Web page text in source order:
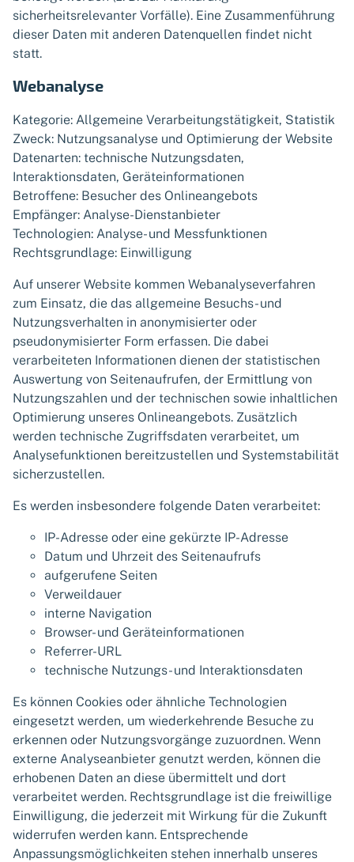
sicherheitsrelevanter Vorfälle). Eine Zusammenführung
dieser Daten mit anderen Datenquellen findet nicht
statt.
Webanalyse
Kategorie: Allgemeine Verarbeitungstätigkeit, Statistik
Zweck: Nutzungsanalyse und Optimierung der Website
Datenarten: technische Nutzungsdaten,
Interaktionsdaten, Geräteinformationen
Betroffene: Besucher des Onlineangebots
Empfänger: Analyse-Dienstanbieter
Technologien: Analyse- und Messfunktionen
Rechtsgrundlage: Einwilligung
Auf unserer Website kommen Webanalyseverfahren
zum Einsatz, die das allgemeine Besuchs- und
Nutzungsverhalten in anonymisierter oder
pseudonymisierter Form erfassen. Die dabei
verarbeiteten Informationen dienen der statistischen
Auswertung von Seitenaufrufen, der Ermittlung von
Nutzungszahlen und der technischen sowie inhaltlichen
Optimierung unseres Onlineangebots. Zusätzlich
werden technische Zugriffsdaten verarbeitet, um
Analysefunktionen bereitzustellen und Systemstabilität
sicherzustellen.
Es werden insbesondere folgende Daten verarbeitet:
IP-Adresse oder eine gekürzte IP-Adresse
Datum und Uhrzeit des Seitenaufrufs
aufgerufene Seiten
Verweildauer
interne Navigation
Browser- und Geräteinformationen
Referrer-URL
technische Nutzungs- und Interaktionsdaten
Es können Cookies oder ähnliche Technologien
eingesetzt werden, um wiederkehrende Besuche zu
erkennen oder Nutzungsvorgänge zuzuordnen. Wenn
externe Analyseanbieter genutzt werden, können die
erhobenen Daten an diese übermittelt und dort
verarbeitet werden. Rechtsgrundlage ist die freiwillige
Einwilligung, die jederzeit mit Wirkung für die Zukunft
widerrufen werden kann. Entsprechende
Anpassungsmöglichkeiten stehen innerhalb unseres